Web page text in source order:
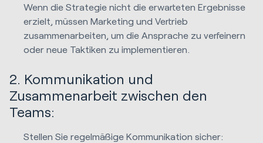
Wenn die Strategie nicht die erwarteten Ergebnisse
erzielt, müssen Marketing und Vertrieb
zusammenarbeiten, um die Ansprache zu verfeinern
oder neue Taktiken zu implementieren.
2. Kommunikation und
Zusammenarbeit zwischen den
Teams:
Stellen Sie regelmäßige Kommunikation sicher: